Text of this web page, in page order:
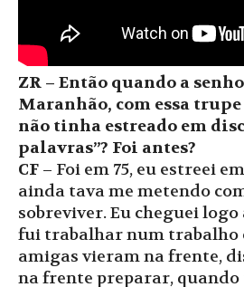
ZR – Então quando a
Maranhão, com essa
não tinha estreado em
palavras”? Foi antes?
CF – Foi em 75, eu estreei
ainda tava me metendo
sobreviver. Eu cheguei logo
fui trabalhar num trabalho
amigas vieram na frente,
na frente preparar, quando